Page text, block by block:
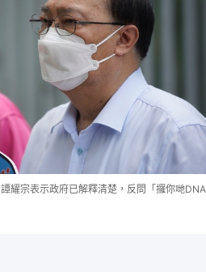
耀宗表示政府已解釋清楚，反問「攞你哋DNA